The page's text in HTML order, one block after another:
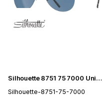
Silhouette 8751 75 7000 Unisex Güneş Gözlüğü
Silhouette-8751-75-7000